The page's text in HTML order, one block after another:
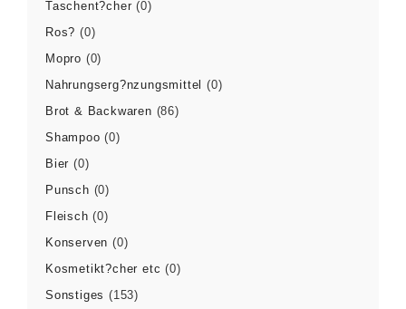
Taschent?cher (0)
Ros? (0)
Mopro (0)
Nahrungserg?nzungsmittel
(0)
Brot & Backwaren (86)
Shampoo (0)
Bier (0)
Punsch (0)
Fleisch (0)
Konserven (0)
Kosmetikt?cher etc (0)
Sonstiges (153)